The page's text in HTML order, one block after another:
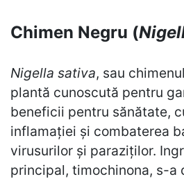
Chimen Negru (
Nigella sativa, sau
plantă cunoscută pentru
beneficii pentru sănătate,
inflamației și combaterea
virusurilor și paraziților.
principal, timochinona, s-a